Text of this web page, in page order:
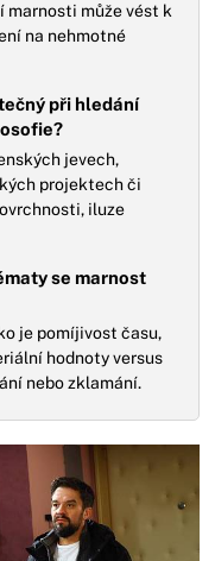
marnosti může vést k
na nehmotné
při hledání
jevech,
projektech či
iluze
se marnost
je pomíjivost času,
hodnoty versus
nebo zklamání.